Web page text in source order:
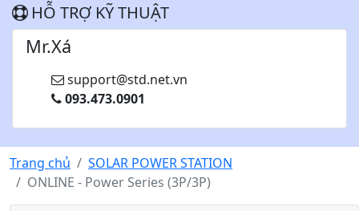
HỖ TRỢ KỸ THUẬT
Mr.Xá
support@std.net.vn
093.473.0901
Trang chủ
SOLAR POWER STATION
ONLINE - Power Series (3P/3P)